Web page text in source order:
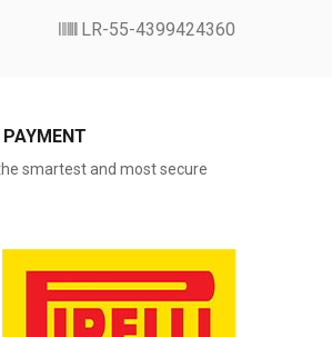
4399424360-LR-55
PAYMENT
smartest and most secure